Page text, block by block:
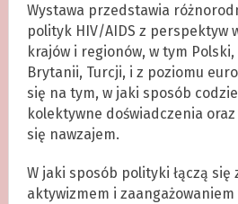
Wystawa przedstawia
polityk HIV/AIDS z perspektyw
krajów i regionów, w tym
Brytanii, Turcji, i z poziomu
się na tym, w jaki sposób
kolektywne doświadczenia
się nawzajem.
W jaki sposób polityki łączą się
aktywizmem i